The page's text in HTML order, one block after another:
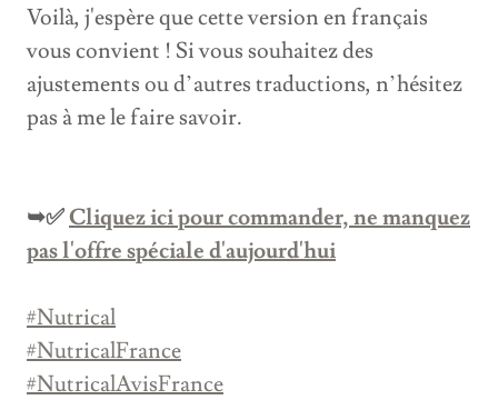
Voilà, j'espère que cette version en français
vous convient ! Si vous souhaitez des
ajustements ou d’autres traductions, n’hésitez
pas à me le faire savoir.
➥✅Cliquez ici pour commander, ne manquez
pas l'offre spéciale d'aujourd'hui
#Nutrical
#NutricalFrance
#NutricalAvisFrance